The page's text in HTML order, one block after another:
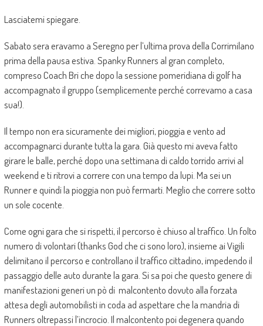
Lasciatemi spiegare.
Sabato sera eravamo a Seregno per l’ultima prova della Corrimilano
prima della pausa estiva. Spanky Runners al gran completo,
compreso Coach Bri che dopo la sessione pomeridiana di golf ha
accompagnato il gruppo (semplicemente perché correvamo a casa
sua!).
Il tempo non era sicuramente dei migliori, pioggia e vento ad
accompagnarci durante tutta la gara. Già questo mi aveva fatto
girare le balle, perché dopo una settimana di caldo torrido arrivi al
weekend e ti ritrovi a correre con una tempo da lupi. Ma sei un
Runner e quindi la pioggia non può fermarti. Meglio che correre sotto
un sole cocente.
Come ogni gara che si rispetti, il percorso è chiuso al traffico. Un folto
numero di volontari (thanks God che ci sono loro), insieme ai Vigili
delimitano il percorso e controllano il traffico cittadino, impedendo il
passaggio delle auto durante la gara. Si sa poi che questo genere di
manifestazioni generi un pò di malcontento dovuto alla forzata
attesa degli automobilisti in coda ad aspettare che la mandria di
Runners oltrepassi l’incrocio. Il malcontento poi degenera quando